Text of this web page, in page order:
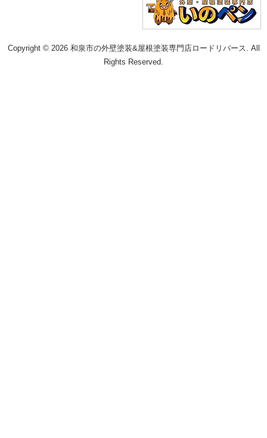
Copyright © 2026 和泉市の外壁塗装&屋根塗装専門店ロードリバース. All
Rights Reserved.